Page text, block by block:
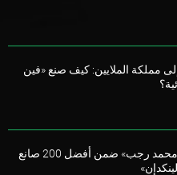
مملكة الملايين: كيف صنع «فين
اختيار رائد الأعمال «محمد رجب» ضمن أفضل 200 صانع